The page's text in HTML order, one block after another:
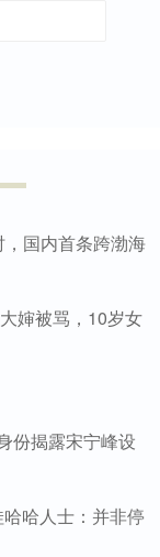
国内首条跨渤海
婶被骂，10岁女
份揭露宋宁峰设
哈人士：并非停